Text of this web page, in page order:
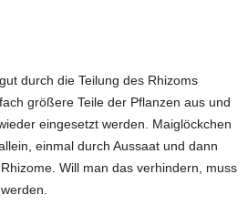
durch die Teilung des Rhizoms
größere Teile der Pflanzen aus und
eingesetzt werden. Maiglöckchen
einmal durch Aussaat und dann
Will man das verhindern, muss